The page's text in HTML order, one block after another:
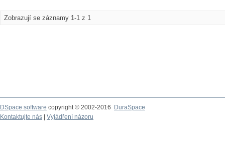
Zobrazují se záznamy 1-1 z 1
DSpace software copyright © 2002-2016
DuraSpace
Kontaktujte nás
Vyjádření názoru